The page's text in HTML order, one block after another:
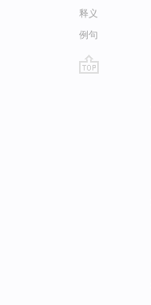
释义
例句